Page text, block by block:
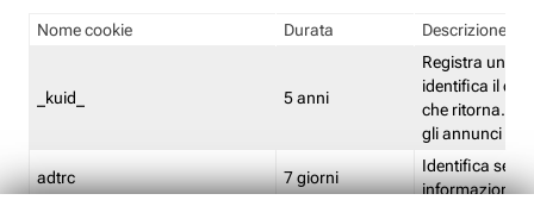
Nome cookie Durata Descrizione
_kuid_ 5 anni
Registra un ID
identifica il
che ritorna.
gli annunci
adtrc 7 giorni
Identifica se
informazioni